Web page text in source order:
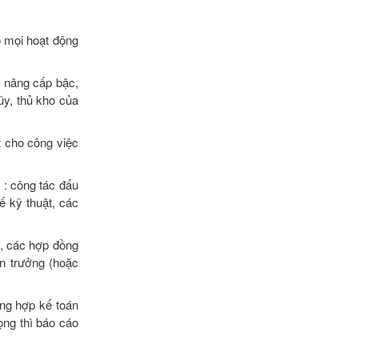
hoạt động
cấp bậc,
thủ kho của
công việc
công tác đấu
kỹ thuật, các
các hợp đồng
trưởng (hoặc
hợp kế toán
thì báo cáo